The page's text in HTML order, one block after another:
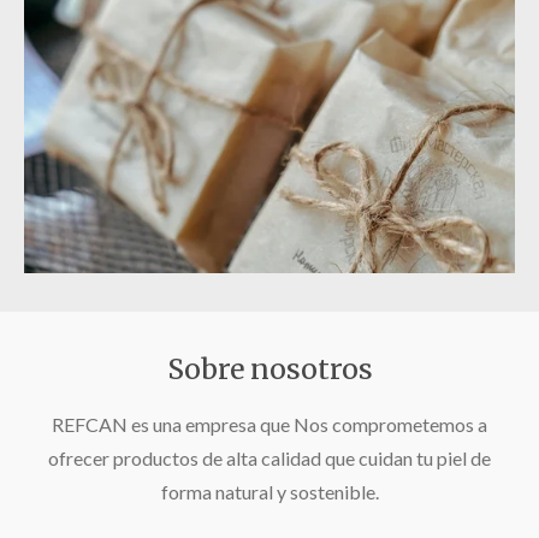
Sobre nosotros
REFCAN es una empresa que Nos comprometemos a
ofrecer productos de alta calidad que cuidan tu piel de
forma natural y sostenible.